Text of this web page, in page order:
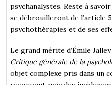
psychanalystes. Reste à
se débrouilleront de l’article
psychothérapies et de ses
Le grand mérite d’Émile
Critique générale de la
objet complexe pris dans un